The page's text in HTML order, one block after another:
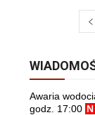
Awaria
godz. 17:00 N